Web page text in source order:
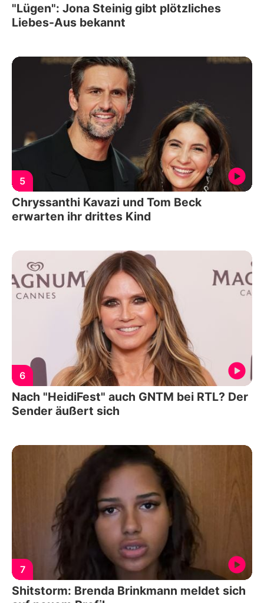
"Lügen": Jona Steinig gibt plötzliches
Liebes-Aus bekannt
5
Chryssanthi Kavazi und Tom Beck
erwarten ihr drittes Kind
6
Nach "HeidiFest" auch GNTM bei RTL? Der
Sender äußert sich
7
Shitstorm: Brenda Brinkmann meldet sich